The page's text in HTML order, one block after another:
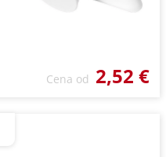
Cena od 2,52 €